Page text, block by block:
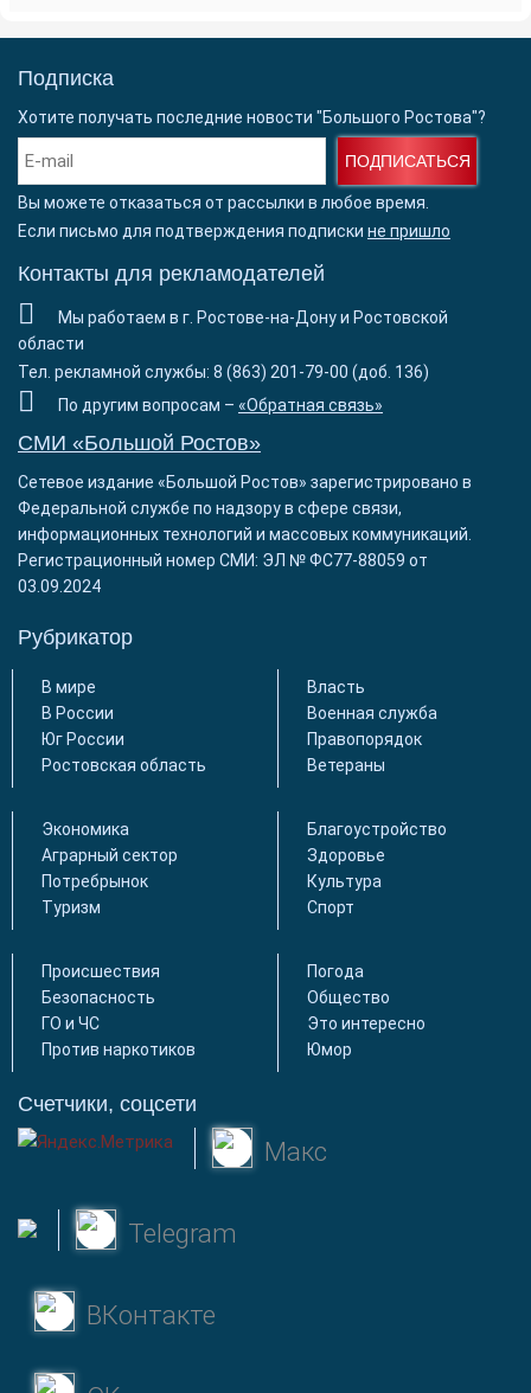
Подписка
Хотите получать последние новости "Большого Ростова"?
ПОДПИСАТЬСЯ
Вы можете отказаться от рассылки в любое время.
Если письмо для подтверждения подписки не пришло
Контакты для рекламодателей
Мы работаем в г. Ростове-на-Дону и Ростовской
области
Тел. рекламной службы: 8 (863) 201-79-00 (доб. 136)
По другим вопросам – «Обратная связь»
СМИ «Большой Ростов»
Сетевое издание «Большой Ростов» зарегистрировано в
Федеральной службе по надзору в сфере связи,
информационных технологий и массовых коммуникаций.
Регистрационный номер СМИ: ЭЛ № ФС77-88059 от
03.09.2024
Рубрикатор
В мире
В России
Юг России
Ростовская область
Власть
Военная служба
Правопорядок
Ветераны
Экономика
Аграрный сектор
Потребрынок
Туризм
Благоустройство
Здоровье
Культура
Спорт
Происшествия
Безопасность
ГО и ЧС
Против наркотиков
Погода
Общество
Это интересно
Юмор
Счетчики, соцсети
Макс
Telegram
ВКонтакте